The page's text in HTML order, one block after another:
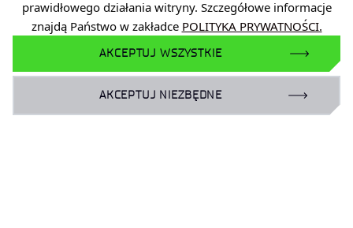
prawidłowego działania witryny. Szczegółowe informacje
znajdą Państwo w zakładce POLITYKA PRYWATNOŚCI.
AKCEPTUJ WSZYSTKIE
AKCEPTUJ NIEZBĘDNE
Przemysłu Organicznego
Rok 2025 był dla #Łukasiewicz – IPO czasem intensywnej
działalności badawczo-rozwojowej oraz aktywnej
obecności w kluczowych inicjatywach branżowych.